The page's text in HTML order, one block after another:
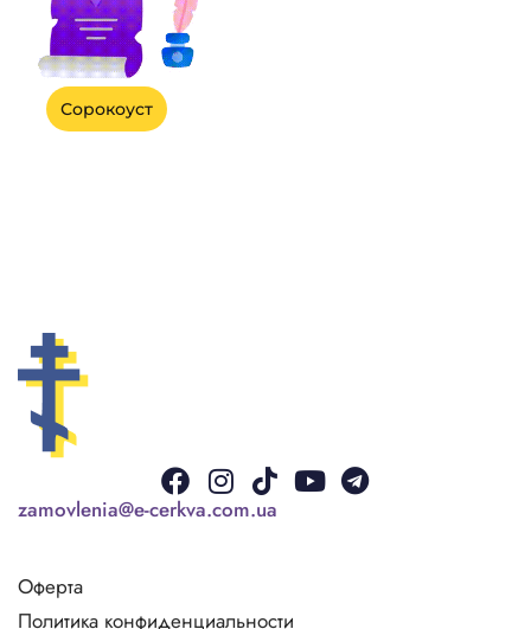
Сорокоуст
Facebook
Instagram
TiktokYoutubeTelegram
zamovlenia@e-cerkva.com.ua
Оферта
Политика конфиденциальности